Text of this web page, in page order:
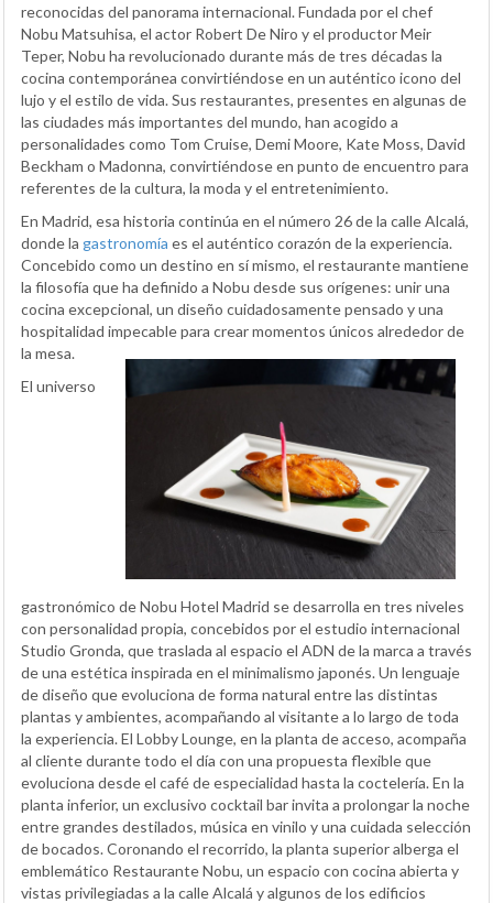
reconocidas del panorama internacional. Fundada por el chef
Nobu Matsuhisa, el actor Robert De Niro y el productor Meir
Teper, Nobu ha revolucionado durante más de tres décadas la
cocina contemporánea convirtiéndose en un auténtico icono del
lujo y el estilo de vida. Sus restaurantes, presentes en algunas de
las ciudades más importantes del mundo, han acogido a
personalidades como Tom Cruise, Demi Moore, Kate Moss, David
Beckham o Madonna, convirtiéndose en punto de encuentro para
referentes de la cultura, la moda y el entretenimiento.
En Madrid, esa historia continúa en el número 26 de la calle Alcalá,
donde la gastronomía es el auténtico corazón de la experiencia.
Concebido como un destino en sí mismo, el restaurante mantiene
la filosofía que ha definido a Nobu desde sus orígenes: unir una
cocina excepcional, un diseño cuidadosamente pensado y una
hospitalidad impecable para crear momentos únicos alrededor de
la mesa.
El universo
gastronómico de Nobu Hotel Madrid se desarrolla en tres niveles
con personalidad propia, concebidos por el estudio internacional
Studio Gronda, que traslada al espacio el ADN de la marca a través
de una estética inspirada en el minimalismo japonés. Un lenguaje
de diseño que evoluciona de forma natural entre las distintas
plantas y ambientes, acompañando al visitante a lo largo de toda
la experiencia. El Lobby Lounge, en la planta de acceso, acompaña
al cliente durante todo el día con una propuesta flexible que
evoluciona desde el café de especialidad hasta la coctelería. En la
planta inferior, un exclusivo cocktail bar invita a prolongar la noche
entre grandes destilados, música en vinilo y una cuidada selección
de bocados. Coronando el recorrido, la planta superior alberga el
emblemático Restaurante Nobu, un espacio con cocina abierta y
vistas privilegiadas a la calle Alcalá y algunos de los edificios